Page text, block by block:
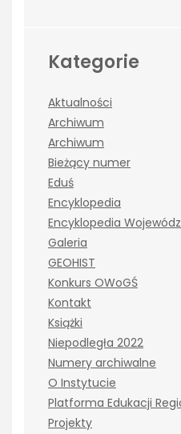
Kategorie
Aktualności
Archiwum
Archiwum
Bieżący numer
Eduś
Encyklopedia
Encyklopedia
Galeria
GEOHIST
Konkurs OWoGŚ
Kontakt
Książki
Niepodległa 2022
Numery archiwalne
O Instytucie
Platforma Edukacji
Projekty